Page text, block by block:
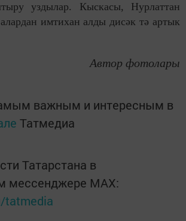
уздылар. Кыскасы, Нурлаттан
имтихан алды дисәк тә артык
Автор фотолары
важным и интересным в
Татмедиа
Татарстана в
мессенджере MАХ:
tatmedia